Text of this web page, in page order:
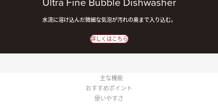
水流に溶け込んだ微細な気泡が汚れの奥まで入り込む。
詳しくはこちら
主な機能
おすすめポイント
使いやすさ